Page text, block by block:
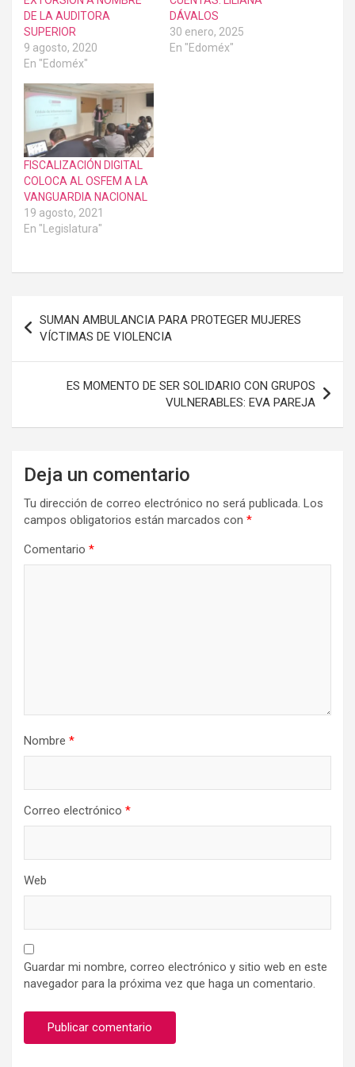
DE LA AUDITORA
SUPERIOR
9 agosto, 2020
En "Edoméx"
DÁVALOS
30 enero, 2025
En "Edoméx"
FISCALIZACIÓN DIGITAL
COLOCA AL OSFEM A LA
VANGUARDIA NACIONAL
19 agosto, 2021
En "Legislatura"
de
entradas
SUMAN AMBULANCIA PARA PROTEGER MUJERES
VÍCTIMAS DE VIOLENCIA
ES MOMENTO DE SER SOLIDARIO CON GRUPOS
VULNERABLES: EVA PAREJA
Deja un comentario
Tu dirección de correo electrónico no será publicada. Los
campos obligatorios están marcados con *
Comentario *
Nombre *
Correo electrónico *
Web
Guardar mi nombre, correo electrónico y sitio web en este
navegador para la próxima vez que haga un comentario.